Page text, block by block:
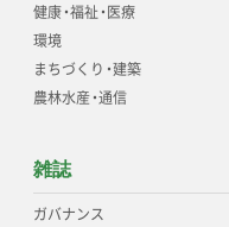
健康・福祉・医療
環境
まちづくり・建築
農林水産・通信
雑誌
ガバナンス